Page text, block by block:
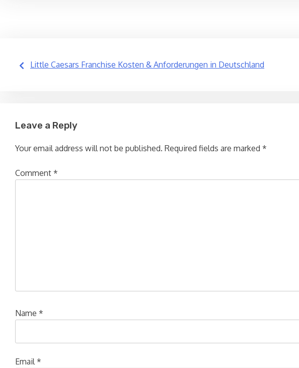
Post
Little Caesars Franchise Kosten & Anforderungen in Deutschland
Leave a Reply
Your email address will not be published. Required fields are marked *
Comment *
Name *
Email*